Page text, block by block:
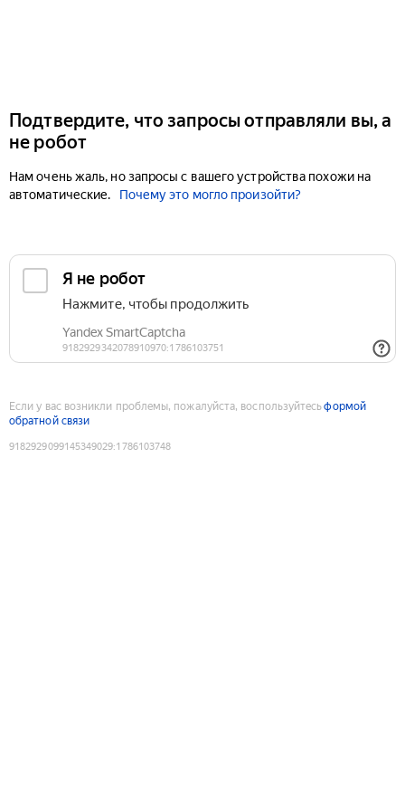
Подтвердите, что запросы отправляли вы, а
не робот
Нам очень жаль, но запросы с вашего устройства похожи на
автоматические.
Почему это могло произойти?
Если у вас возникли проблемы, пожалуйста, воспользуйтесьформой
обратной связи
9182929099145349029:1786103748